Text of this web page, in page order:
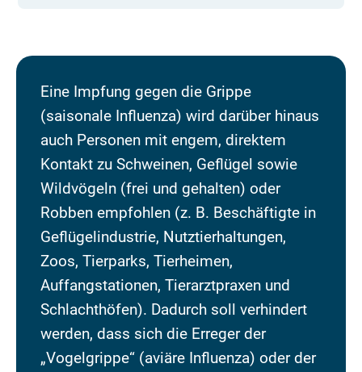
Eine Impfung gegen die Grippe
(saisonale Influenza) wird darüber hinaus
auch Personen mit engem, direktem
Kontakt zu Schweinen, Geflügel sowie
Wildvögeln (frei und gehalten) oder
Robben empfohlen (z. B. Beschäftigte in
Geflügelindustrie, Nutztierhaltungen,
Zoos, Tierparks, Tierheimen,
Auffangstationen, Tierarztpraxen und
Schlachthöfen). Dadurch soll verhindert
werden, dass sich die Erreger der
„Vogelgrippe“ (aviäre Influenza) oder der